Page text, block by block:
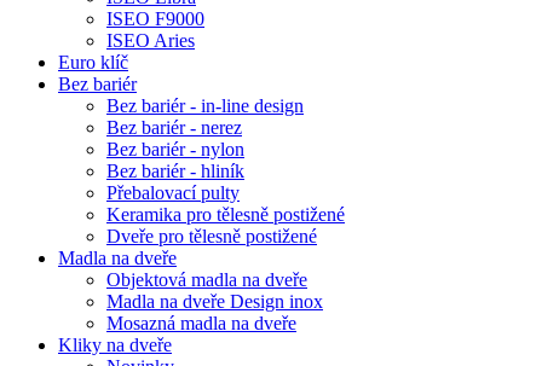
ISEO F9000
ISEO Aries
Euro klíč
Bez bariér
Bez bariér - in-line design
Bez bariér - nerez
Bez bariér - nylon
Bez bariér - hliník
Přebalovací pulty
Keramika pro tělesně postižené
Dveře pro tělesně postižené
Madla na dveře
Objektová madla na dveře
Madla na dveře Design inox
Mosazná madla na dveře
Kliky na dveře